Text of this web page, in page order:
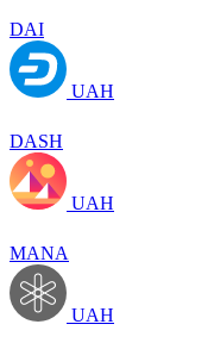
DAI
UAH
DASH
UAH
MANA
UAH